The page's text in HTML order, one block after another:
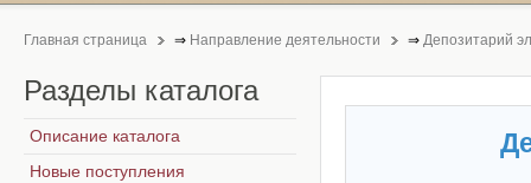
Главная страница ⇒ Направление деятельности ⇒ Депозитарий
Разделы каталога
Описание каталога
Новые поступления